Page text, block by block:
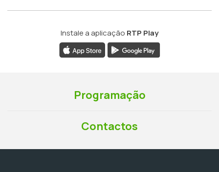
Instale a aplicação RTP Play
Programação
Contactos